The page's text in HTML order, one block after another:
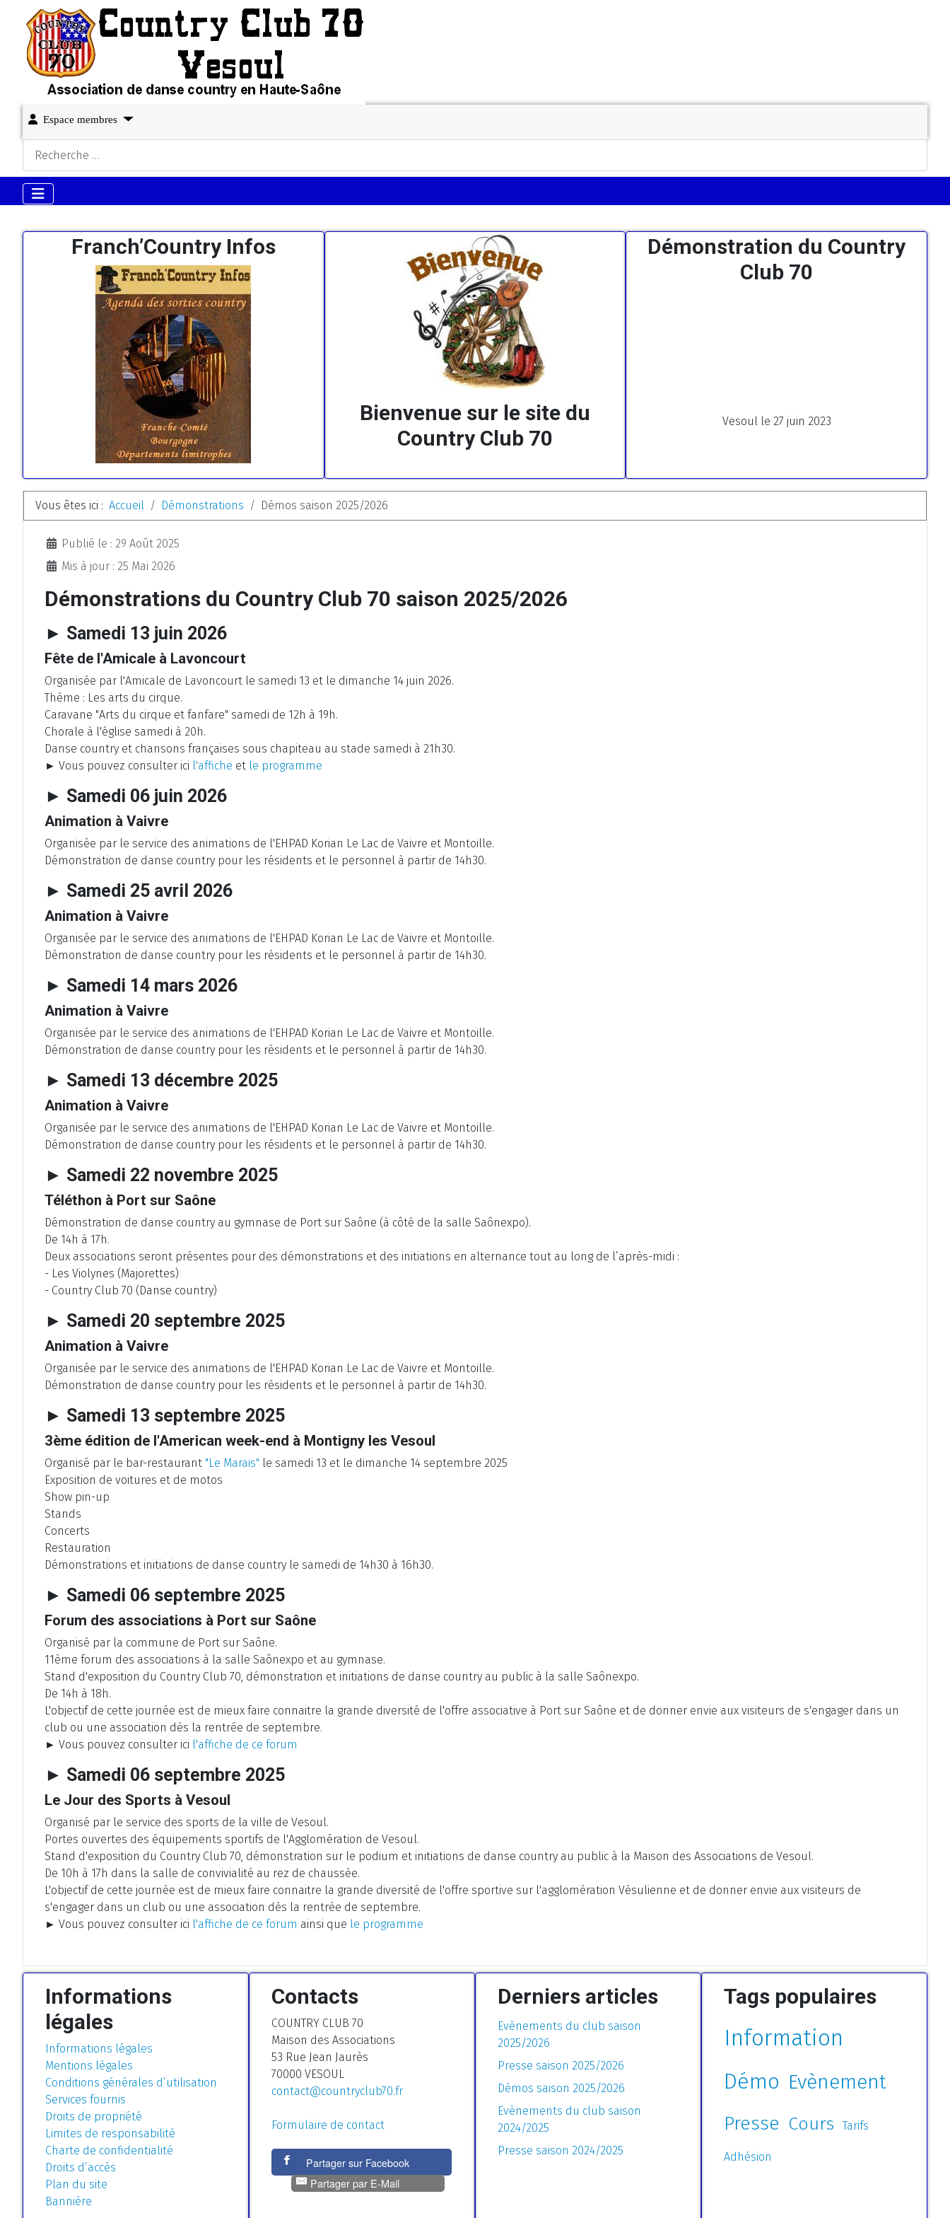
Espace membres
Rechercher
Franch’Country Infos
Bienvenue sur le site du
Country Club 70
Démonstration du Country
Club 70
Vesoul le 27 juin 2023
Vous êtes ici : Accueil Démonstrations Démos saison 2025/2026
DétailsPublié le : 29 Août 2025
Mis à jour : 25 Mai 2026
Démonstrations du Country Club 70 saison 2025/2026
► Samedi 13 juin 2026
Fête de l'Amicale à Lavoncourt
Organisée par l'Amicale de Lavoncourt le samedi 13 et le dimanche 14 juin 2026.
Thème : Les arts du cirque.
Caravane "Arts du cirque et fanfare" samedi de 12h à 19h.
Chorale à l'église samedi à 20h.
Danse country et chansons françaises sous chapiteau au stade samedi à 21h30.
► Vous pouvez consulter ici l'affiche et le programme
► Samedi 06 juin 2026
Animation à Vaivre
Organisée par le service des animations de l'EHPAD Korian Le Lac de Vaivre et Montoille.
Démonstration de danse country pour les résidents et le personnel à partir de 14h30.
► Samedi 25 avril 2026
Animation à Vaivre
Organisée par le service des animations de l'EHPAD Korian Le Lac de Vaivre et Montoille.
Démonstration de danse country pour les résidents et le personnel à partir de 14h30.
► Samedi 14 mars 2026
Animation à Vaivre
Organisée par le service des animations de l'EHPAD Korian Le Lac de Vaivre et Montoille.
Démonstration de danse country pour les résidents et le personnel à partir de 14h30.
► Samedi 13 décembre 2025
Animation à Vaivre
Organisée par le service des animations de l'EHPAD Korian Le Lac de Vaivre et Montoille.
Démonstration de danse country pour les résidents et le personnel à partir de 14h30.
► Samedi 22 novembre 2025
Téléthon à Port sur Saône
Démonstration de danse country au gymnase de Port sur Saône (à côté de la salle Saônexpo).
De 14h à 17h.
Deux associations seront présentes pour des démonstrations et des initiations en alternance tout au long de l’après-midi :
- Les Violynes (Majorettes)
- Country Club 70 (Danse country)
► Samedi 20 septembre 2025
Animation à Vaivre
Organisée par le service des animations de l'EHPAD Korian Le Lac de Vaivre et Montoille.
Démonstration de danse country pour les résidents et le personnel à partir de 14h30.
► Samedi 13 septembre 2025
3ème édition de l'American week-end à Montigny les Vesoul
Organisé par le bar-restaurant "Le Marais" le samedi 13 et le dimanche 14 septembre 2025
Exposition de voitures et de motos
Show pin-up
Stands
Concerts
Restauration
Démonstrations et initiations de danse country le samedi de 14h30 à 16h30.
► Samedi 06 septembre 2025
Forum des associations à Port sur Saône
Organisé par la commune de Port sur Saône.
11ème forum des associations à la salle Saônexpo et au gymnase.
Stand d'exposition du Country Club 70, démonstration et initiations de danse country au public à la salle Saônexpo.
De 14h à 18h.
L'objectif de cette journée est de mieux faire connaitre la grande diversité de l'offre associative à Port sur Saône et de donner envie aux visiteurs de s'engager dans un
club ou une association dès la rentrée de septembre.
► Vous pouvez consulter ici l'affiche de ce forum
► Samedi 06 septembre 2025
Le Jour des Sports à Vesoul
Organisé par le service des sports de la ville de Vesoul.
Portes ouvertes des équipements sportifs de l'Agglomération de Vesoul.
Stand d'exposition du Country Club 70, démonstration sur le podium et initiations de danse country au public à la Maison des Associations de Vesoul.
De 10h à 17h dans la salle de convivialité au rez de chaussée.
L'objectif de cette journée est de mieux faire connaitre la grande diversité de l'offre sportive sur l'agglomération Vésulienne et de donner envie aux visiteurs de
s'engager dans un club ou une association dès la rentrée de septembre.
► Vous pouvez consulter ici l'affiche de ce forum ainsi que le programme
Informations
légales
Informations légales
Mentions légales
Conditions générales d’utilisation
Services fournis
Droits de propriété
Limites de responsabilité
Charte de confidentialité
Droits d’accès
Plan du site
Bannière
Contacts
COUNTRY CLUB 70
Maison des Associations
53 Rue Jean Jaurès
70000 VESOUL
contact@countryclub70.fr
Formulaire de contact
Partager sur Facebook
Partager par E-Mail
Derniers articles
Evènements du club saison
2025/2026
Presse saison 2025/2026
Démos saison 2025/2026
Evènements du club saison
2024/2025
Presse saison 2024/2025
Tags populaires
Information
Démo Evènement
Presse Cours Tarifs
Adhésion